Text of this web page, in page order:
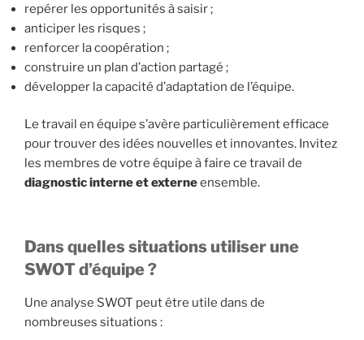
repérer les opportunités à saisir ;
anticiper les risques ;
renforcer la coopération ;
construire un plan d’action partagé ;
développer la capacité d’adaptation de l’équipe.
Le travail en équipe s’avère particulièrement efficace
pour trouver des idées nouvelles et innovantes. Invitez
les membres de votre équipe à faire ce travail de
diagnostic interne et externeensemble.
Dans quelles situations utiliser une
SWOT d’équipe ?
Une analyse SWOT peut être utile dans de
nombreuses situations :